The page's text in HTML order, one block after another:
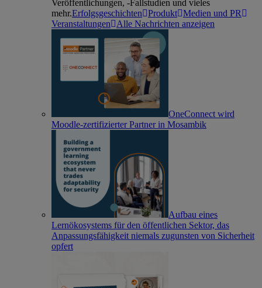
Veröffentlichungen, -Fallstudien und vieles
mehr.Erfolgsgeschichten Produkt Medien und PR
Veranstaltungen
Alle Nachrichten anzeigen
OneConnect wird
Moodle-zertifizierter Partner in Mosambik
Aufbau eines
Lernökosystems für den öffentlichen Sektor, das
Anpassungsfähigkeit niemals zugunsten von Sicherheit
opfert